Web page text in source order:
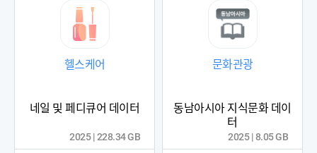
헬스케어
네일 및 페디큐어 데이터
2025 | 228.34 GB
문화관광
동남아시아 지식문화 데이
터
2025 | 8.05 GB